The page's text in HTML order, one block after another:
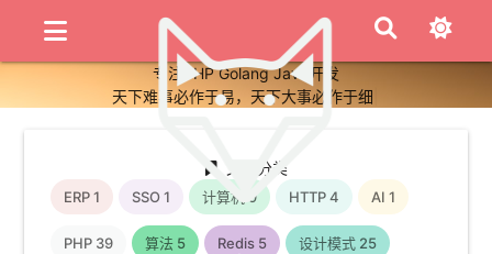
专注PHP Golang Java开发
天下难事必作于易，天下大事必作于细
文章分类
ERP1 SSO1 计算机 9 HTTP4 AI1
PHP 39 算法 5 Redis 5 设计模式 25